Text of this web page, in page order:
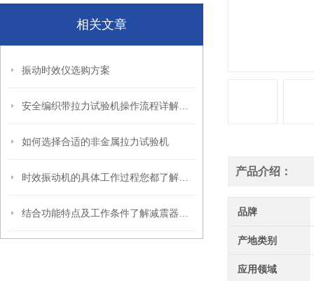
相关文章
振动时效仪选购方案
如何选择合适的非金属拉力试验机
产品介绍：
品牌
产地类别
应用领域